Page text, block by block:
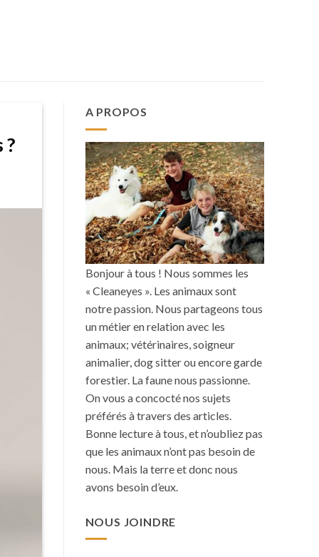
A PROPOS
Bonjour à tous ! Nous sommes les
« Cleaneyes ». Les animaux sont
notre passion. Nous partageons tous
un métier en relation avec les
animaux; vétérinaires, soigneur
animalier, dog sitter ou encore garde
forestier. La faune nous passionne.
On vous a concocté nos sujets
préférés à travers des articles.
Bonne lecture à tous, et n’oubliez pas
que les animaux n’ont pas besoin de
nous. Mais la terre et donc nous
avons besoin d’eux.
NOUS JOINDRE